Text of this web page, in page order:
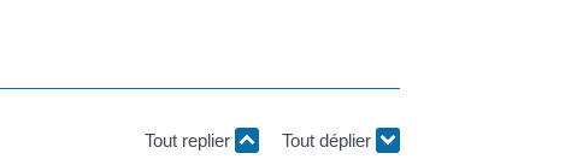
Tout replier Tout déplier